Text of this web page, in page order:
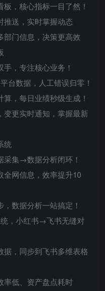
，核心指标一目了然！
推送，实时掌握动态
部门信息，决策更高效
，专注核心业务！
台数据，人工错误归零！
，每日业绩秒级生成！
变更实时通知，掌握最新
统
采集→数据分析闭环！
全网信息，效率提升10
数据分析一站搞定！
，小红书→飞书无缝对
据，同步到飞书多维表格
率低、资产盘点耗时